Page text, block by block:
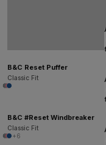
B&C Reset Puffer
Classic Fit
B&C #Reset Windbreaker
Classic Fit
+6